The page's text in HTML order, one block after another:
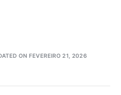
ON FEVEREIRO 21, 2026